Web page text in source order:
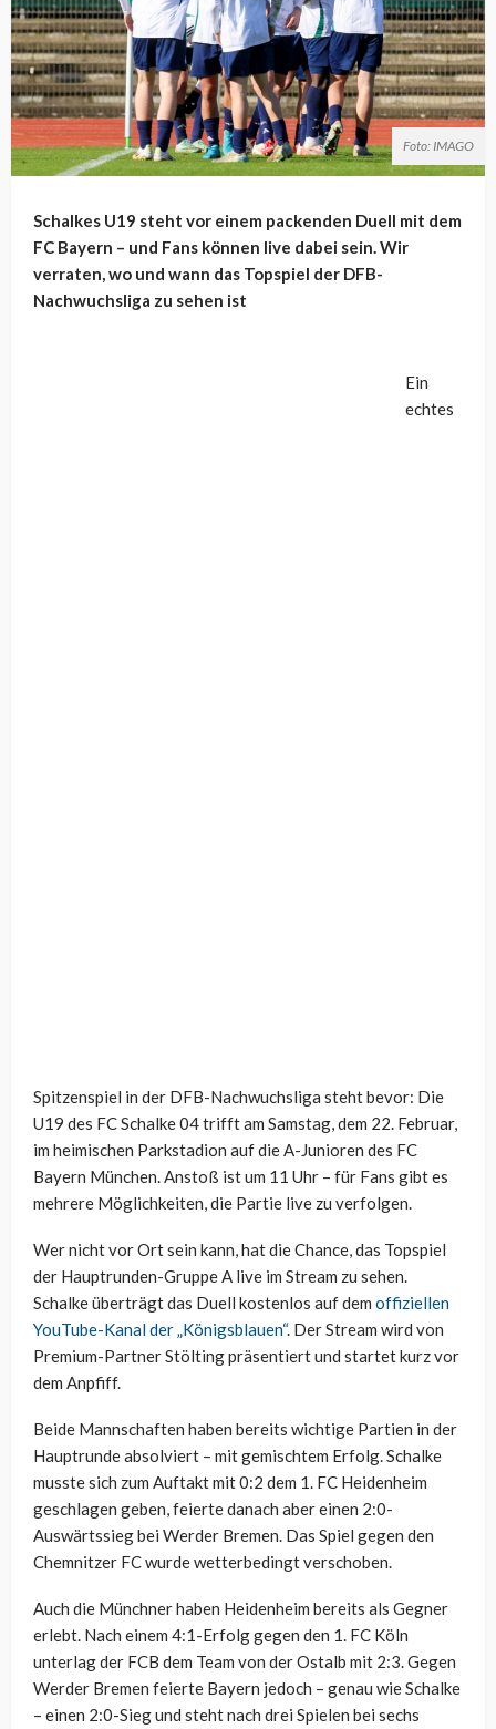
Foto: IMAGO
Schalkes U19 steht vor einem packenden Duell mit dem
FC Bayern – und Fans können live dabei sein. Wir
verraten, wo und wann das Topspiel der DFB-
Nachwuchsliga zu sehen ist
Ein
echtes
Spitzenspiel in der DFB-Nachwuchsliga steht bevor: Die
U19 des FC Schalke 04 trifft am Samstag, dem 22. Februar,
im heimischen Parkstadion auf die A-Junioren des FC
Bayern München. Anstoß ist um 11 Uhr – für Fans gibt es
mehrere Möglichkeiten, die Partie live zu verfolgen.
Wer nicht vor Ort sein kann, hat die Chance, das Topspiel
der Hauptrunden-Gruppe A live im Stream zu sehen.
Schalke überträgt das Duell kostenlos auf dem offiziellen
YouTube-Kanal der „Königsblauen“. Der Stream wird von
Premium-Partner Stölting präsentiert und startet kurz vor
dem Anpfiff.
Beide Mannschaften haben bereits wichtige Partien in der
Hauptrunde absolviert – mit gemischtem Erfolg. Schalke
musste sich zum Auftakt mit 0:2 dem 1. FC Heidenheim
geschlagen geben, feierte danach aber einen 2:0-
Auswärtssieg bei Werder Bremen. Das Spiel gegen den
Chemnitzer FC wurde wetterbedingt verschoben.
Auch die Münchner haben Heidenheim bereits als Gegner
erlebt. Nach einem 4:1-Erfolg gegen den 1. FC Köln
unterlag der FCB dem Team von der Ostalb mit 2:3. Gegen
Werder Bremen feierte Bayern jedoch – genau wie Schalke
– einen 2:0-Sieg und steht nach drei Spielen bei sechs